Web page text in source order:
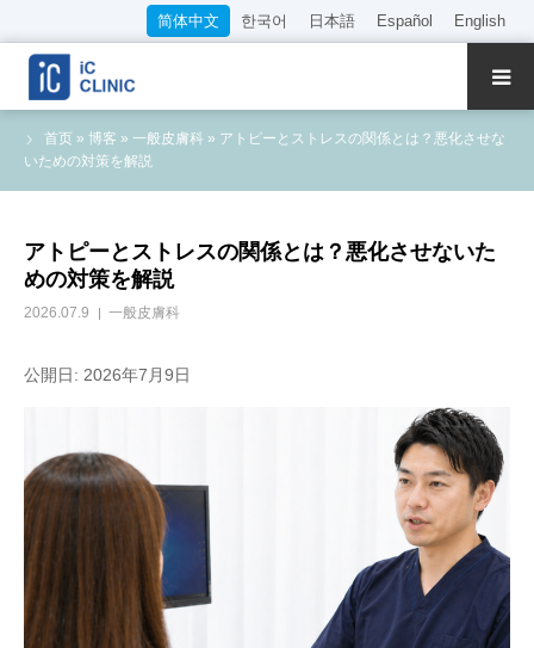
简体中文 한국어 日本語 Español English
首页 » 博客 » 一般皮膚科 » アトピーとストレスの関係とは？悪化させな
いための対策を解説
アトピーとストレスの関係とは？悪化させないた
めの対策を解説
2026.07.9 一般皮膚科
公開日: 2026年7月9日
诊疗内容
WEB预约
收费标准
招聘信息
简体中文 日本語 Español